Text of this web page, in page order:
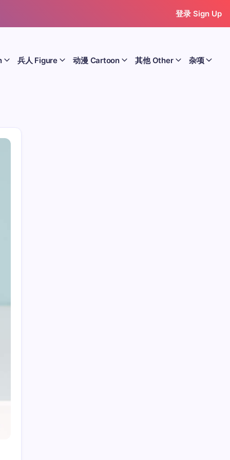
登录 Sign Up
兵人 Figure 动漫 Cartoon 其他 Other 杂项